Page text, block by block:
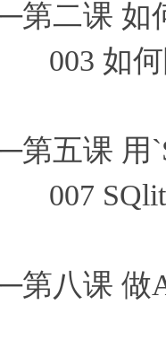
第二课 如
003 如何
第五课 用
007
第八课 做